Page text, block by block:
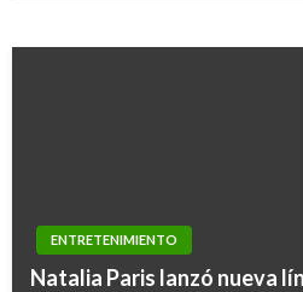
ENTRETENIMIENTO
Natalia Paris lanzó nueva